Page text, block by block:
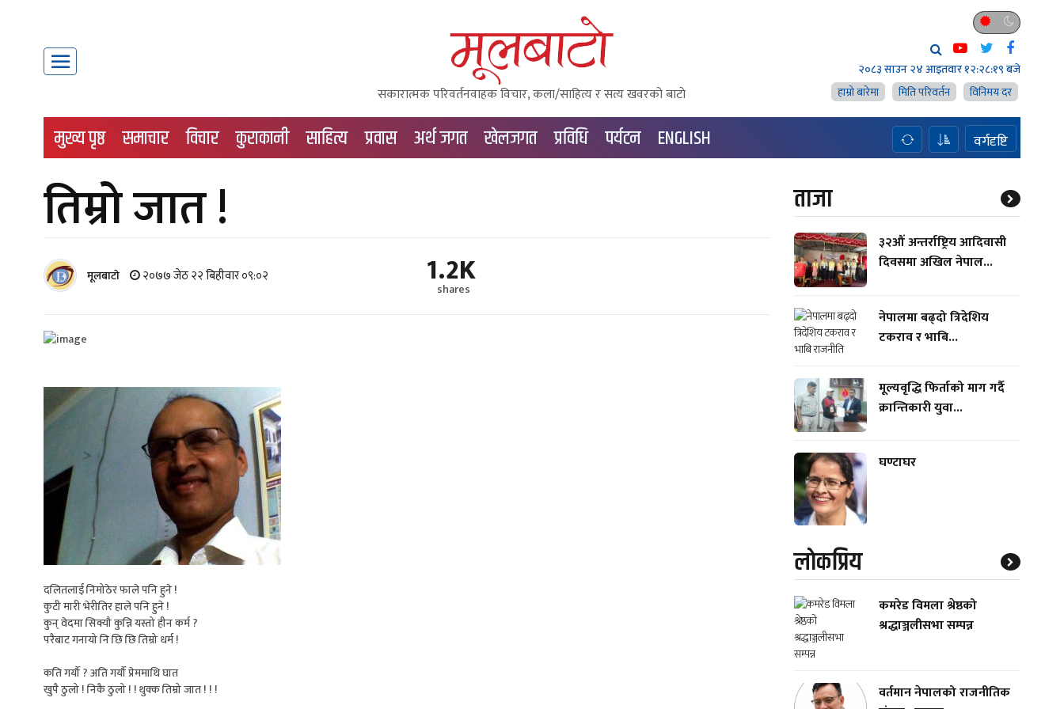
सकारात्मक परिवर्तनवाहक विचार, कला/साहित्य र सत्य खवरको बाटाे
२०८३ साउन २४ आइतवार१२:२८:२० बजे
हाम्राे बारेमा
मिति परिवर्तन विनिमय दर
मुख्य पृष्ठ समाचार विचार कुराकानी साहित्य प्रवास अर्थ जगत खेलजगत प्रविधि पर्यटन ENGLISH वर्गदृष्टि
तिम्रो जात !
मूलबाटाे २०७७ जेठ २२ बिहीवार ०९:०२ 1.2K
shares
दलितलाई निमोठेर फाले पनि हुने !
कुटी मारी भेरीतिर हाले पनि हुने !
कुन् वेदमा सिक्यौ कुन्नि यस्तो हीन कर्म ?
परैबाट गनायो नि छि छि तिम्रो धर्म !
कति गर्यौ ? अति गर्यौ प्रेममाथि घात
खुपै ठुलो ! निकै ठुलो ! ! थुक्क तिम्रो जात ! ! !
ताजा
३२औं अन्तर्राष्ट्रिय आदिवासी
दिवसमा अखिल नेपाल...
नेपालमा बढ्दो त्रिदेशिय
टकराव र भाबि...
मूल्यवृद्धि फिर्ताको माग गर्दै
क्रान्तिकारी युवा...
घण्टाघर
लाेकप्रिय
कमरेड विमला श्रेष्ठको
श्रद्धाञ्जलीसभा सम्पन्न
वर्तमान नेपालको राजनीतिक